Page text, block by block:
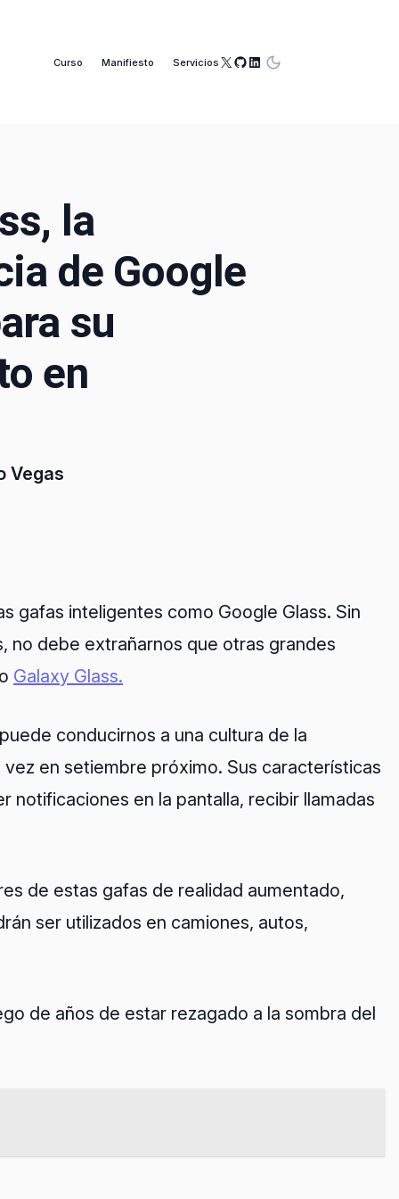
Curso Manifiesto Servicios X GitHub
LinkedIn
la
de Google
su
en
Vegas
gafas inteligentes como Google Glass. Sin
no debe extrañarnos que otras grandes
Galaxy Glass.
conducirnos a una cultura de la
en setiembre próximo. Sus características
notificaciones en la pantalla, recibir llamadas
de estas gafas de realidad aumentado,
ser utilizados en camiones, autos,
de años de estar rezagado a la sombra del